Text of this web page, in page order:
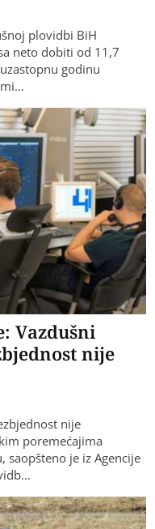
plovidbi BiH
neto dobiti od 11,7
godinu
Vazdušni
nije
nije
poremećajima
saopšteno je iz Agencije